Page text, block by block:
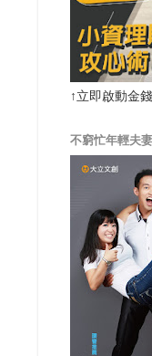
↑立即啟動金
不窮忙年輕夫